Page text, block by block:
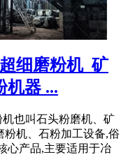
细磨粉机_矿
机器 ...
也叫石头粉磨机、矿
机、石粉加工设备,俗
心产品,主要适用于冶